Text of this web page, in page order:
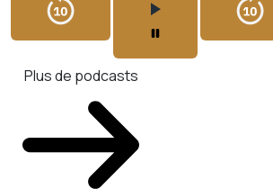
Plus de podcasts